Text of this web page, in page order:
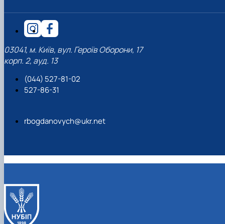
03041, м. Київ, вул. Героїв Оборони, 17
корп. 2, ауд. 13
(044) 527-81-02
527-86-31
rbogdanovych@ukr.net